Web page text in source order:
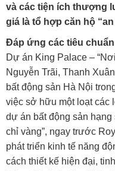
và các tiện ích thượng
giá là tổ hợp căn hộ
Đáp ứng các tiêu
Dự án King Palace –
Nguyễn Trãi, Thanh
bất động sản Hà Nội
việc sở hữu một loạt các
dự án bất động sản hạng
chỉ vàng”, ngay trước
phát triển kinh tế năng
cách thiết kế hiện đại,